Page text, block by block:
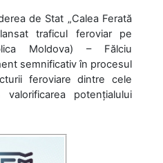
de Stat „Calea Ferată
traficul feroviar pe
Moldova) – Fălciu
semnificativ în procesul
feroviare dintre cele
potențialului